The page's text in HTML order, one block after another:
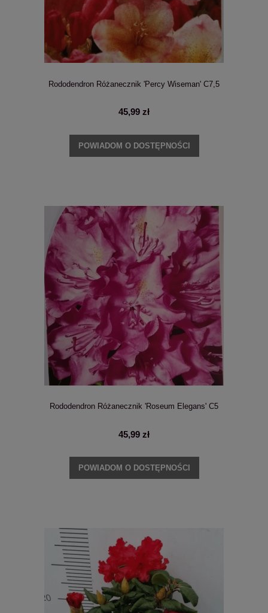
Rododendron Różanecznik 'Percy Wiseman' C7,5
45,99 zł
POWIADOM O DOSTĘPNOŚCI
Rododendron Różanecznik 'Roseum Elegans' C5
45,99 zł
POWIADOM O DOSTĘPNOŚCI